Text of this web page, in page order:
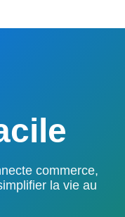
commerce,
la vie au